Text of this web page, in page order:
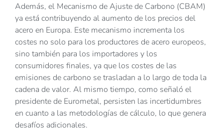
Además, el Mecanismo de Ajuste de Carbono (CBAM)
ya está contribuyendo al aumento de los precios del
acero en Europa. Este mecanismo incrementa los
costes no solo para los productores de acero europeos,
sino también para los importadores y los
consumidores finales, ya que los costes de las
emisiones de carbono se trasladan a lo largo de toda la
cadena de valor. Al mismo tiempo, como señaló el
presidente de Eurometal, persisten las incertidumbres
en cuanto a las metodologías de cálculo, lo que genera
desafíos adicionales.